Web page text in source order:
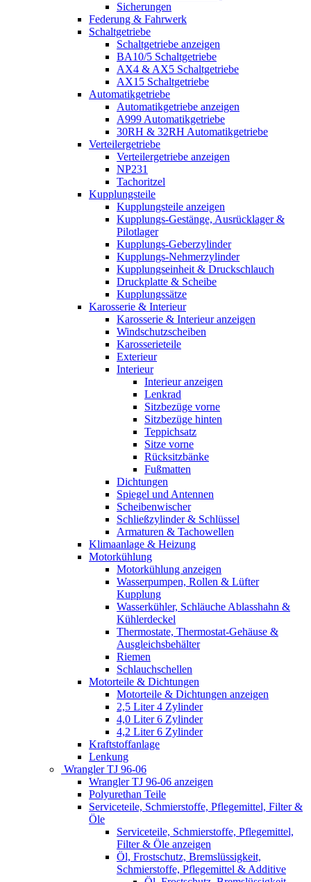
Sicherungen
Federung & Fahrwerk
Schaltgetriebe
Schaltgetriebe anzeigen
BA10/5 Schaltgetriebe
AX4 & AX5 Schaltgetriebe
AX15 Schaltgetriebe
Automatikgetriebe
Automatikgetriebe anzeigen
A999 Automatikgetriebe
30RH & 32RH Automatikgetriebe
Verteilergetriebe
Verteilergetriebe anzeigen
NP231
Tachoritzel
Kupplungsteile
Kupplungsteile anzeigen
Kupplungs-Gestänge, Ausrücklager &
Pilotlager
Kupplungs-Geberzylinder
Kupplungs-Nehmerzylinder
Kupplungseinheit & Druckschlauch
Druckplatte & Scheibe
Kupplungssätze
Karosserie & Interieur
Karosserie & Interieur anzeigen
Windschutzscheiben
Karosserieteile
Exterieur
Interieur
Interieur anzeigen
Lenkrad
Sitzbezüge vorne
Sitzbezüge hinten
Teppichsatz
Sitze vorne
Rücksitzbänke
Fußmatten
Dichtungen
Spiegel und Antennen
Scheibenwischer
Schließzylinder & Schlüssel
Armaturen & Tachowellen
Klimaanlage & Heizung
Motorkühlung
Motorkühlung anzeigen
Wasserpumpen, Rollen & Lüfter
Kupplung
Wasserkühler, Schläuche Ablasshahn &
Kühlerdeckel
Thermostate, Thermostat-Gehäuse &
Ausgleichsbehälter
Riemen
Schlauchschellen
Motorteile & Dichtungen
Motorteile & Dichtungen anzeigen
2,5 Liter 4 Zylinder
4,0 Liter 6 Zylinder
4,2 Liter 6 Zylinder
Kraftstoffanlage
Lenkung
Wrangler TJ 96-06
Wrangler TJ 96-06 anzeigen
Polyurethan Teile
Serviceteile, Schmierstoffe, Pflegemittel, Filter &
Öle
Serviceteile, Schmierstoffe, Pflegemittel,
Filter & Öle anzeigen
Öl, Frostschutz, Bremslüssigkeit,
Schmierstoffe, Pflegemittel & Additive